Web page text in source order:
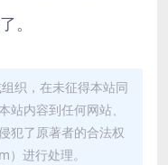
。
织，在未征得本站同
内容到任何网站、
犯了原著者的合法权
进行处理。